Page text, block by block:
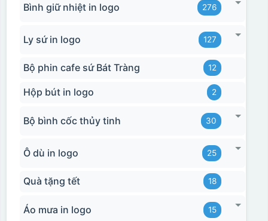
Bình giữ nhiệt in logo 276
Ly sứ in logo 127
Bộ phin cafe sứ Bát Tràng 12
Hộp bút in logo 2
Bộ bình cốc thủy tinh 30
Ô dù in logo 25
Quà tặng tết 18
Áo mưa in logo 15